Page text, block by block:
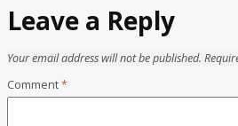
Leave a Reply
Your email address will not be published.
Comment*